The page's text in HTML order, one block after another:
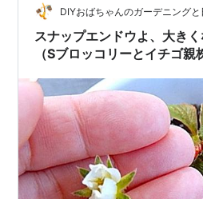
見つけた。「八王子れんが」が
で、写真のキャプションには、
DIYおばちゃんのガーデニング
スナップエンドウよ、大き
（Sブロッコリーとイチゴ親